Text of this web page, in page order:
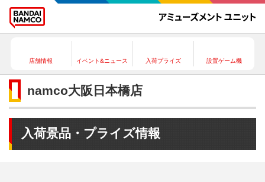
店舗情報 イベント&ニュース 入荷プライズ 設置ゲーム機
namco大阪日本橋店
入荷景品・プライズ情報